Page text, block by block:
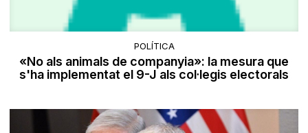
POLÍTICA
«No als animals de companyia»: la mesura que
s'ha implementat el 9-J als col·legis electorals